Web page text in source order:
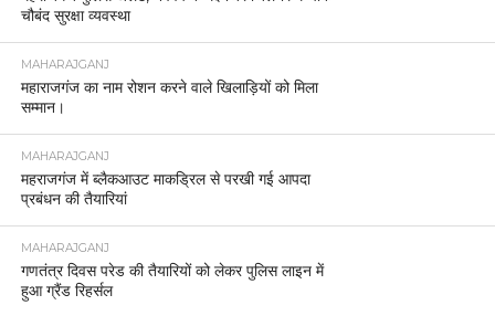
चौबंद सुरक्षा व्यवस्था
MAHARAJGANJ
महाराजगंज का नाम रोशन करने वाले खिलाड़ियों को मिला
सम्मान।
MAHARAJGANJ
महराजगंज में ब्लैकआउट माकड्रिल से परखी गई आपदा
प्रबंधन की तैयारियां
MAHARAJGANJ
गणतंत्र दिवस परेड की तैयारियों को लेकर पुलिस लाइन में
हुआ ग्रैंड रिहर्सल